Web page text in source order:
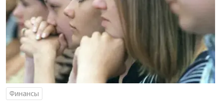
Финансы